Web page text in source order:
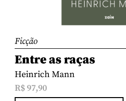
Ficção
Entre as raças
Heinrich Mann
R$97,90